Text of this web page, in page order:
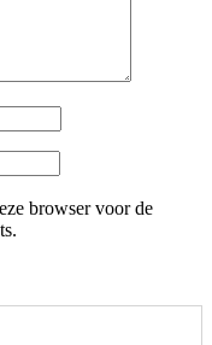
browser voor de